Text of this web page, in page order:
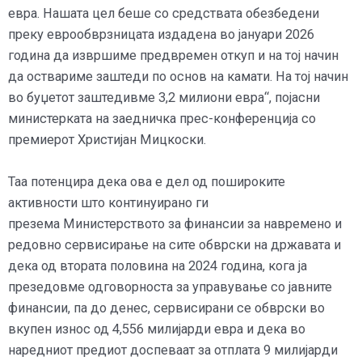
евра. Нашата цел беше со средствата обезбедени
преку еврообврзницата издадена во јануари 2026
година да извршиме предвремен откуп и на тој начин
да оствариме заштеди по основ на камати. На тој начин
во буџетот заштедивме 3,2 милиони евра“, појасни
министерката на заедничка прес-конференција со
премиерот Христијан Мицкоски.
Таа потенцира дека ова е дел од пошироките
активности што континуирано ги
презема Министерството за финансии за навремено и
редовно сервисирање на сите обврски на државата и
дека од втората половина на 2024 година, кога ја
презедовме одговорноста за управување со јавните
финансии, па до денес, сервисирани се обврски во
вкупен износ од 4,556 милијарди евра и дека во
наредниот предиот доспеваат за отплата 9 милијарди